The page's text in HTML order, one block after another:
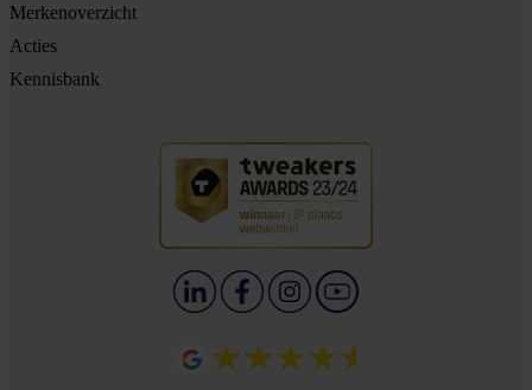
Merkenoverzicht
Acties
Kennisbank